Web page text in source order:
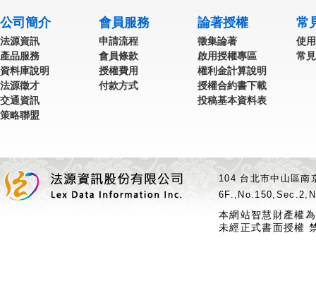
公司簡介
法源資訊
產品服務
資料庫說明
法源徵才
交通資訊
策略聯盟
會員服務
申請流程
會員條款
授權費用
付款方式
論著授權
徵集論著
啟用授權專區
權利金計算說明
授權合約書下載
投稿基本資料表
常
使
常
104 台北市中山區
本網站智慧財產權
未經正式書面授權